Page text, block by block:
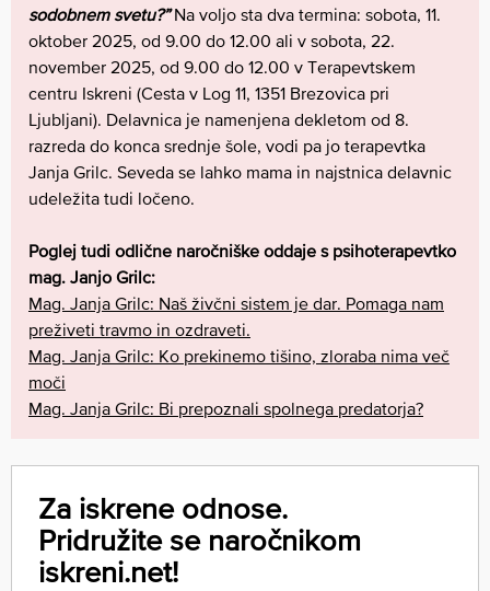
sodobnem svetu?”Na voljo sta dva termina: sobota, 11.
oktober 2025, od 9.00 do 12.00 ali v sobota, 22.
november 2025, od 9.00 do 12.00 v Terapevtskem
centru Iskreni (Cesta v Log 11, 1351 Brezovica pri
Ljubljani). Delavnica je namenjena dekletom od 8.
razreda do konca srednje šole, vodi pa jo terapevtka
Janja Grilc. Seveda se lahko mama in najstnica delavnic
udeležita tudi ločeno.
Poglej tudi odlične naročniške oddaje s psihoterapevtko
mag. Janjo Grilc:
Mag. Janja Grilc: Naš živčni sistem je dar. Pomaga nam
preživeti travmo in ozdraveti.
Mag. Janja Grilc: Ko prekinemo tišino, zloraba nima več
moči
Mag. Janja Grilc: Bi prepoznali spolnega predatorja?
Za iskrene odnose.
Pridružite se naročnikom
iskreni.net!